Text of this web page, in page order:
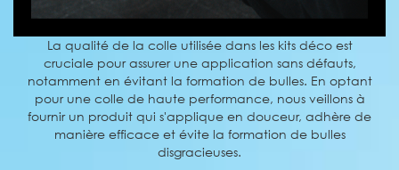
La qualité de la colle utilisée dans les kits déco est
cruciale pour assurer une application sans défauts,
notamment en évitant la formation de bulles. En optant
pour une colle de haute performance, nous veillons à
fournir un produit qui s'applique en douceur, adhère de
manière efficace et évite la formation de bulles
disgracieuses.